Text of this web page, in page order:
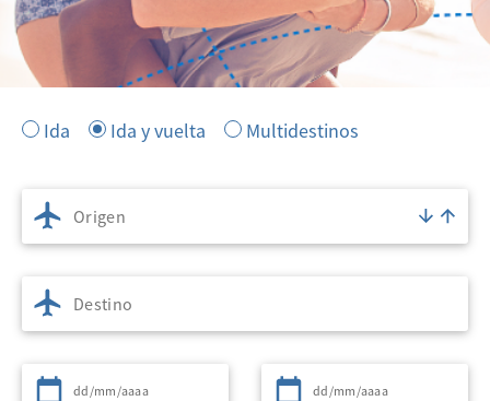
Ida Ida y vuelta Multidestinos
Origen
Destino
Partida Regreso